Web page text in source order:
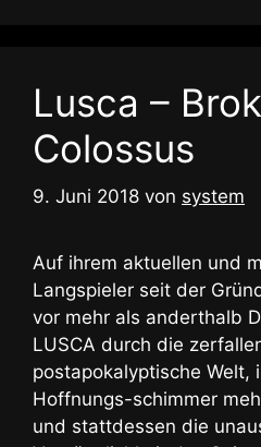
Lusca –
Colossus
9. Juni 2018 von system
Auf ihrem aktuellen und
Langspieler seit der
vor mehr als anderthalb
LUSCA durch die
postapokalyptische Welt,
Hoffnungs-schimmer
und stattdessen die